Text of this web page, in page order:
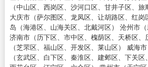
（中山区、西岗区、沙河口区、甘井子区、旅
大庆市（萨尔图区、龙凤区、让胡路区、红岗
岛（海港区、山海关区、北戴河区） 沧州市（
济南市（历下区、市中区、槐荫区、天桥区、
（芝罘区、福山区、开发区、莱山区） 威海
（玄武区、白下区、秦淮区、建邺区、下关区